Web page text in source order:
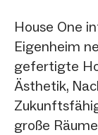
House One
Eigenheim
gefertigte
Ästhetik,
große